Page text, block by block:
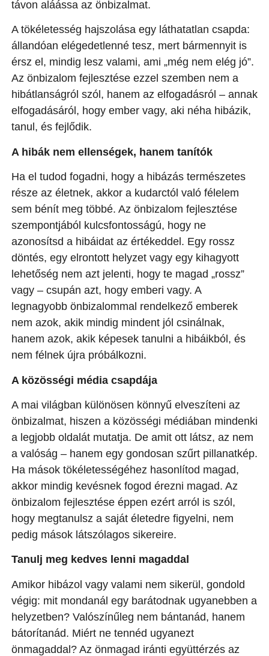
távon aláássa az önbizalmat.
A tökéletesség hajszolása egy láthatatlan csapda:
állandóan elégedetlenné tesz, mert bármennyit is
érsz el, mindig lesz valami, ami „még nem elég jó”.
Az önbizalom fejlesztése ezzel szemben nem a
hibátlanságról szól, hanem az elfogadásról – annak
elfogadásáról, hogy ember vagy, aki néha hibázik,
tanul, és fejlődik.
A hibák nem ellenségek, hanem tanítók
Ha el tudod fogadni, hogy a hibázás természetes
része az életnek, akkor a kudarctól való félelem
sem bénít meg többé. Az önbizalom fejlesztése
szempontjából kulcsfontosságú, hogy ne
azonosítsd a hibáidat az értékeddel. Egy rossz
döntés, egy elrontott helyzet vagy egy kihagyott
lehetőség nem azt jelenti, hogy te magad „rossz”
vagy – csupán azt, hogy emberi vagy. A
legnagyobb önbizalommal rendelkező emberek
nem azok, akik mindig mindent jól csinálnak,
hanem azok, akik képesek tanulni a hibáikból, és
nem félnek újra próbálkozni.
A közösségi média csapdája
A mai világban különösen könnyű elveszíteni az
önbizalmat, hiszen a közösségi médiában mindenki
a legjobb oldalát mutatja. De amit ott látsz, az nem
a valóság – hanem egy gondosan szűrt pillanatkép.
Ha mások tökéletességéhez hasonlítod magad,
akkor mindig kevésnek fogod érezni magad. Az
önbizalom fejlesztése éppen ezért arról is szól,
hogy megtanulsz a saját életedre figyelni, nem
pedig mások látszólagos sikereire.
Tanulj meg kedves lenni magaddal
Amikor hibázol vagy valami nem sikerül, gondold
végig: mit mondanál egy barátodnak ugyanebben a
helyzetben? Valószínűleg nem bántanád, hanem
bátorítanád. Miért ne tennéd ugyanezt
önmagaddal? Az önmagad iránti együttérzés az